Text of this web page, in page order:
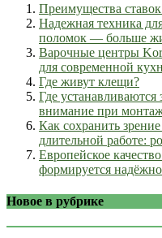
Преимущества
Надежная техника
поломок — больше
Варочные центры
для современной
Где живут клещи?
Где устанавливаются
внимание при
Как сохранить
длительной работе:
Европейское
формируется
Новое в рубрике